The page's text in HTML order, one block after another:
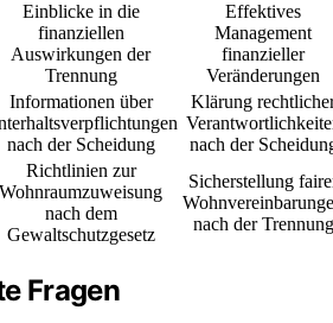
Einblicke in die
finanziellen
Auswirkungen der
Trennung
Effektives
Management
finanzieller
Veränderungen
Informationen über
nach der Scheidung
Klärung
nach der
Richtlinien zur
Wohnraumzuweisung
nach dem
Gewaltschutzgesetz
Sicherstellung
nach der Trennung
Fragen